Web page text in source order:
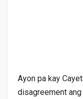
Ayon pa kay
disagreement ang